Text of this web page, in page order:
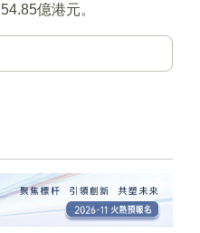
億港元。